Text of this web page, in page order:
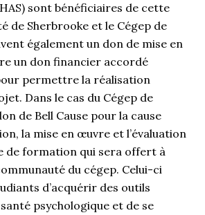
sont bénéficiaires de cette
de Sherbrooke et le Cégep de
également un don de mise en
un don financier accordé
permettre la réalisation
Dans le cas du Cégep de
de Bell Cause pour la cause
la mise en œuvre et l’évaluation
de formation qui sera offert à
du cégep. Celui-ci
d’acquérir des outils
psychologique et de se